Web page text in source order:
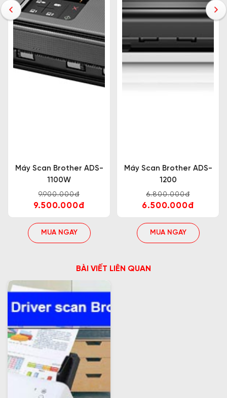
Máy Scan Brother ADS-
1100W
9.900.000đ
9.500.000đ
MUA NGAY
Máy Scan Brother ADS-
1200
6.800.000đ
6.500.000đ
MUA NGAY
BÀI VIẾT LIÊN QUAN